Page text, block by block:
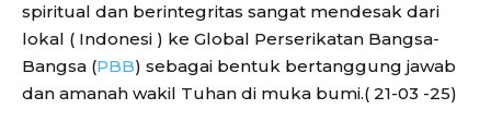
spiritual dan berintegritas sangat mendesak dari
lokal ( Indonesi ) ke Global Perserikatan Bangsa-
Bangsa (PBB) sebagai bentuk bertanggung jawab
dan amanah wakil Tuhan di muka bumi.( 21-03 -25)